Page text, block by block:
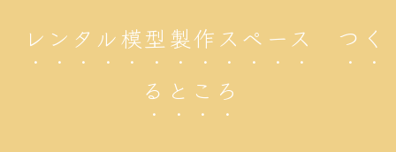
レンタル模型製作スペース つく
るところ